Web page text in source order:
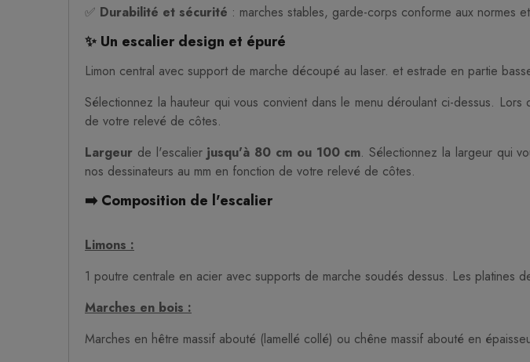
✅ Durabilité et sécurité : marches stables, garde-corps conforme aux normes
✨ Un escalier design et épuré
Limon central avec support de marche découpé au laser. et estrade en partie
Sélectionnez la hauteur qui vous convient dans le menu déroulant ci-dessus.
de votre relevé de côtes.
Largeur de l'escalier jusqu'à 80 cm ou 100 cm. Sélectionnez la largeur qui
nos dessinateurs au mm en fonction de votre relevé de côtes.
➡️ Composition de l'escalier
Limons :
1 poutre centrale en acier avec supports de marche soudés dessus. Les
Marches en bois :
Marches en hêtre massif abouté (lamellé collé) ou chêne massif abouté en